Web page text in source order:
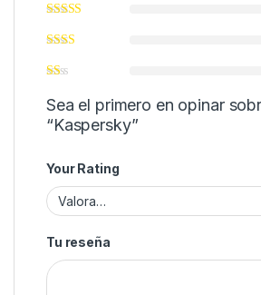
Sea el primero en opinar
“Kaspersky”
Your Rating
Tu reseña